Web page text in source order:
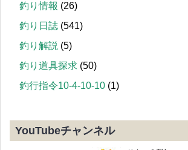
釣り情報 (26)
釣り日誌 (541)
釣り解説 (5)
釣り道具探求 (50)
釣行指令10-4-10-10 (1)
YouTubeチャンネル